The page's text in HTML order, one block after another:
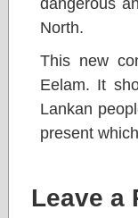
North.
This new
Eelam. It
Lankan
present
Leave a